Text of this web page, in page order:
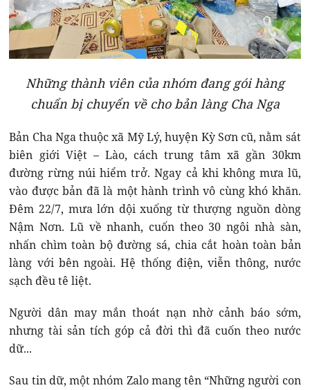
Những thành viên của nhóm đang gói hàng
chuẩn bị chuyển về cho bản làng Cha Nga
Bản Cha Nga thuộc xã Mỹ Lý, huyện Kỳ Sơn cũ, nằm sát
biên giới Việt – Lào, cách trung tâm xã gần 30km
đường rừng núi hiểm trở. Ngay cả khi không mưa lũ,
vào được bản đã là một hành trình vô cùng khó khăn.
Đêm 22/7, mưa lớn dội xuống từ thượng nguồn dòng
Nậm Nơn. Lũ về nhanh, cuốn theo 30 ngôi nhà sàn,
nhấn chìm toàn bộ đường sá, chia cắt hoàn toàn bản
làng với bên ngoài. Hệ thống điện, viễn thông, nước
sạch đều tê liệt.
Người dân may mắn thoát nạn nhờ cảnh báo sớm,
nhưng tài sản tích góp cả đời thì đã cuốn theo nước
dữ...
Sau tin dữ, một nhóm Zalo mang tên “Những người con